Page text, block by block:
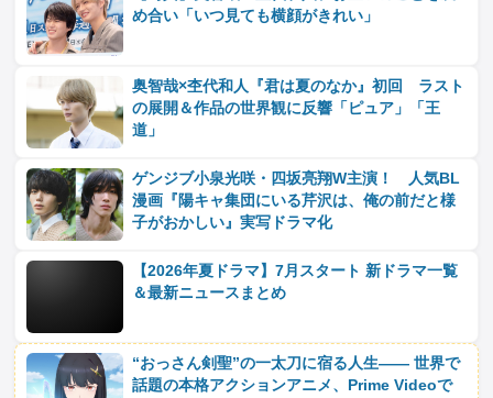
め合い「いつ見ても横顔がきれい」
奥智哉×杢代和人『君は夏のなか』初回 ラスト
の展開＆作品の世界観に反響「ピュア」「王
道」
ゲンジブ小泉光咲・四坂亮翔W主演！ 人気BL
漫画『陽キャ集団にいる芹沢は、俺の前だと様
子がおかしい』実写ドラマ化
【2026年夏ドラマ】7月スタート 新ドラマ一覧
＆最新ニュースまとめ
“おっさん剣聖”の一太刀に宿る人生―― 世界で
話題の本格アクションアニメ、Prime Videoで